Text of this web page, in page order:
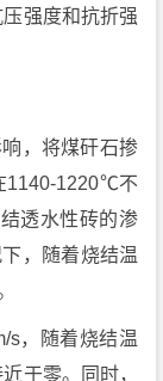
强度和抗折强
，将煤矸石掺
1140-1220℃不
透水性砖的渗
，随着烧结温
s，随着烧结温
于零。同时，